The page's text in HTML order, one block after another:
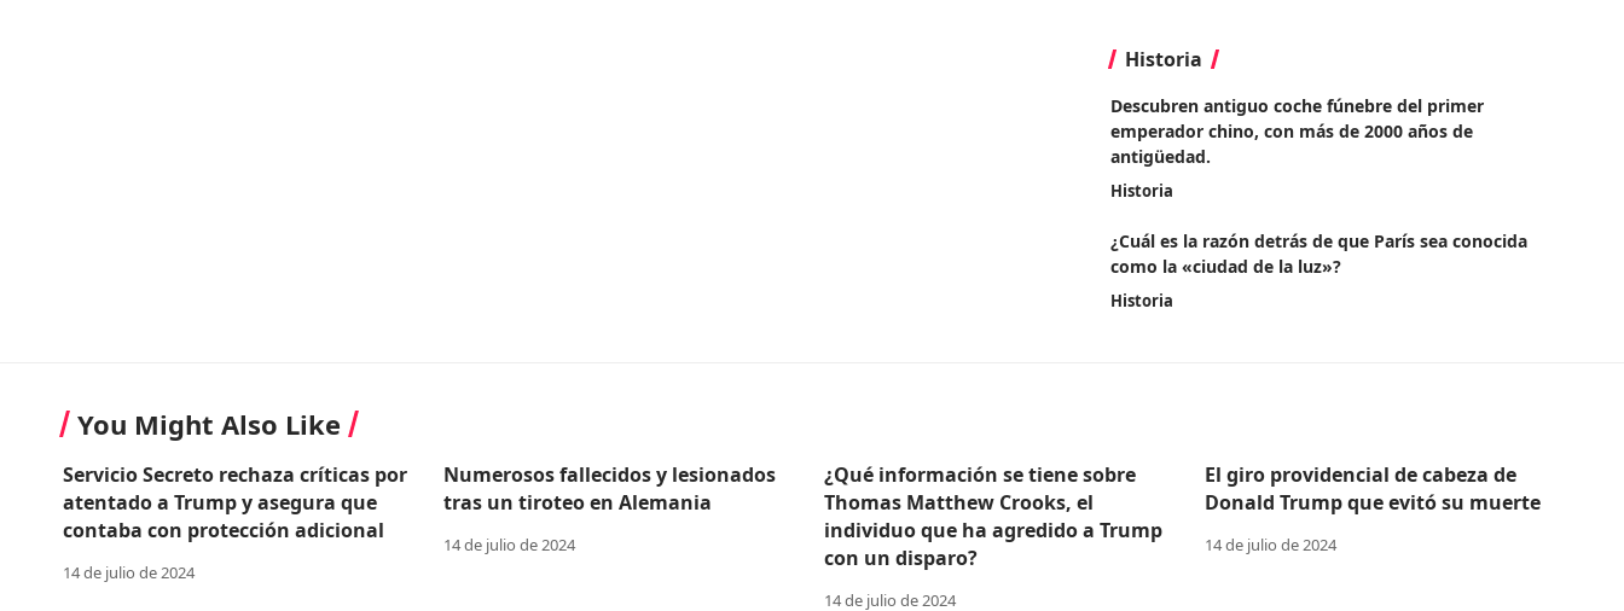
Historia
Descubren antiguo coche fúnebre del primer
emperador chino, con más de 2000 años de
antigüedad.
Historia
¿Cuál es la razón detrás de que París sea conocida
como la «ciudad de la luz»?
Historia
You Might Also Like
Servicio Secreto rechaza críticas por
atentado a Trump y asegura que
contaba con protección adicional
14 de julio de 2024
Numerosos fallecidos y lesionados
tras un tiroteo en Alemania
14 de julio de 2024
¿Qué información se tiene sobre
Thomas Matthew Crooks, el
individuo que ha agredido a Trump
con un disparo?
14 de julio de 2024
El giro providencial de cabeza de
Donald Trump que evitó su muerte
14 de julio de 2024